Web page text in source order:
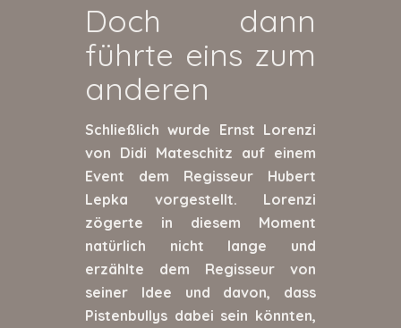
Doch dann
führte eins zum
anderen
Schließlich wurde Ernst Lorenzi
von Didi Mateschitz auf einem
Event dem Regisseur Hubert
Lepka vorgestellt. Lorenzi
zögerte in diesem Moment
natürlich nicht lange und
erzählte dem Regisseur von
seiner Idee und davon, dass
Pistenbullys dabei sein könnten,